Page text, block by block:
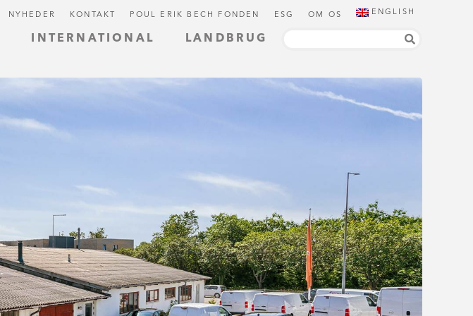
INTERNATIONAL LANDBRUG
NYHEDER KONTAKT POUL ERIK BECH FONDEN ESG OM OS ENGLISH